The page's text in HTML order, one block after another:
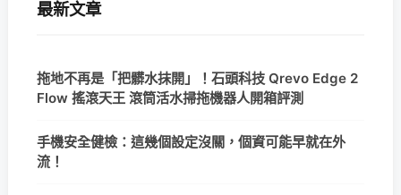
最新文章
拖地不再是「把髒水抹開」！石頭科技 Qrevo Edge 2
Flow 搖滾天王 滾筒活水掃拖機器人開箱評測
手機安全健檢：這幾個設定沒關，個資可能早就在外
流！